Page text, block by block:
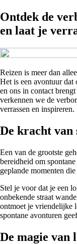
Ontdek de
en laat je
Reizen is meer dan
Het is een avontuur dat
en ons in contact
verkennen we de
verrassen en inspireren.
De kracht van
Een van de grootste
bereidheid om
geplande momenten
Stel je voor dat je een
onbekende straat
ontmoet je vriendelijke
spontane avonturen
De magie van